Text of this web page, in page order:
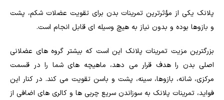
پلانک یکی از مؤثرترین تمرینات بدن برای تقویت عضلات شکم، پشت
و بازوها بوده و بدون نیاز به هیچ وسیله ای قابل انجام است.
بزرگترین مزیت تمرینات پلانک این است که بیشتر گروه های عضلانی
اصلی بدن را هدف قرار می دهد، ماهیچه های شما را در قسمت
مرکزی، شانه، بازوها، سینه، پشت و باسن تقویت می کند. در کنار این
فواید، تمرینات پلانک به سوزاندن سریع چربی ها و کالری های اضافی از